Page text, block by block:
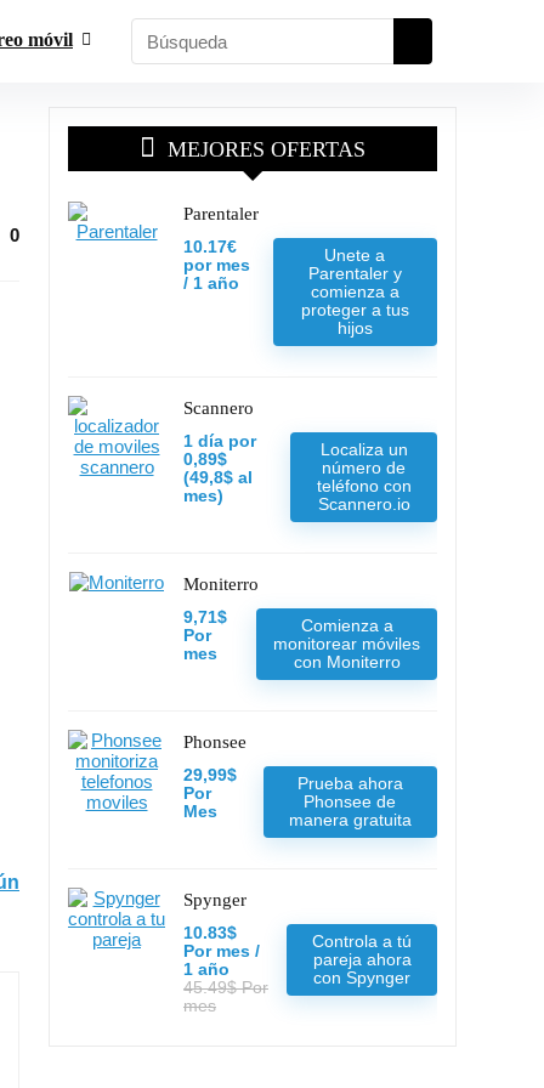
móvil
0
MEJORES OFERTAS
Parentaler
10.17€
por mes
/ 1 año
Unete a
Parentaler y
comienza a
proteger a tus
hijos
Scannero
1 día por
0,89$
(49,8$ al
mes)
Localiza un
número de
teléfono con
Scannero.io
Moniterro
9,71$
Por
mes
Comienza a
monitorear móviles
con Moniterro
Phonsee
29,99$
Por
Mes
Prueba ahora
Phonsee de
manera gratuita
Spynger
10.83$
Por mes /
1 año
45.49$ Por
mes
Controla a tú
pareja ahora
con Spynger